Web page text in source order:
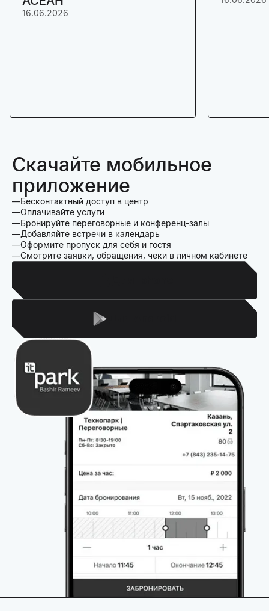
16.06.2026
Скачайте мобильное
приложение
Бесконтактный доступ в центр
Оплачивайте услуги
Бронируйте переговорные и конференц-залы
Добавляйте встречи в календарь
Оформите пропуск для себя и гостя
Смотрите заявки, обращения, чеки в личном кабинете